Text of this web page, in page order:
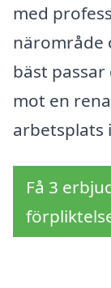
med
närområde
bäst
mot en
arbetsplats
Få 3